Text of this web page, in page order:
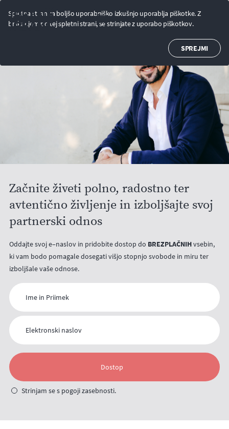
Spletna stran za boljšo uporabniško izkušnjo uporablja piškotke. Z
brskanjem po tej spletni strani, se strinjate z uporabo piškotkov.
SPREJMI
prijava 0
Začnite živeti polno, radostno ter
avtentično življenje in izboljšajte svoj
partnerski odnos
Oddajte svoj e–naslov in pridobite dostop do BREZPLAČNIHvsebin,
ki vam bodo pomagale dosegati višjo stopnjo svobode in miru ter
izboljšale vaše odnose.
Strinjam se s pogoji zasebnosti.